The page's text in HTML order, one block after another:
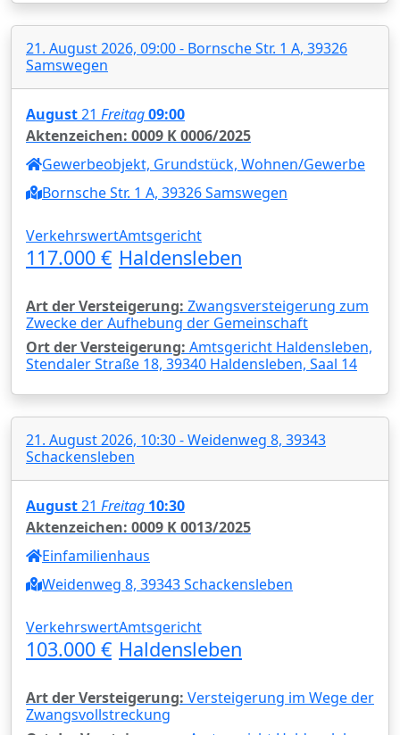
21. August 2026, 09:00 - Bornsche Str. 1 A, 39326
Samswegen
August21 Freitag09:00
Aktenzeichen: 0009 K 0006/2025
Gewerbeobjekt, Grundstück, Wohnen/Gewerbe
Bornsche Str. 1 A, 39326 Samswegen
Verkehrswert
117.000 €
Amtsgericht
Haldensleben
Art der Versteigerung: Zwangsversteigerung zum
Zwecke der Aufhebung der Gemeinschaft
Ort der Versteigerung: Amtsgericht Haldensleben,
Stendaler Straße 18, 39340 Haldensleben, Saal 14
21. August 2026, 10:30 - Weidenweg 8, 39343
Schackensleben
August21 Freitag 10:30
Aktenzeichen: 0009 K 0013/2025
Einfamilienhaus
Weidenweg 8, 39343 Schackensleben
Verkehrswert
103.000 €
Amtsgericht
Haldensleben
Art der Versteigerung: Versteigerung im Wege der
Zwangsvollstreckung